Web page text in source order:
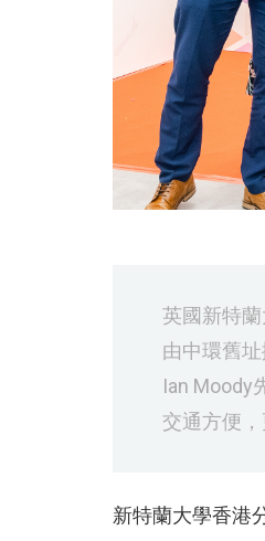
英國新特
由中環舊
Ian Moody
交通方便
新特蘭大學香港